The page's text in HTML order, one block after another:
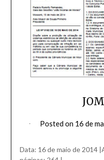
Posted on 16 de
Data: 16 de maio de 2014